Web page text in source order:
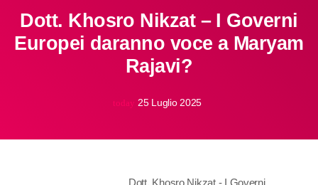
Dott. Khosro Nikzat – I Governi
Europei daranno voce a Maryam
Rajavi?
today 25 Luglio 2025